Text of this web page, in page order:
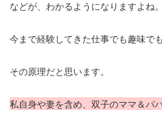
などが、わかるようになりますよね。
今まで経験してきた仕事でも趣味で
その原理だと思います。
私自身や妻を含め、双子のママ＆パ